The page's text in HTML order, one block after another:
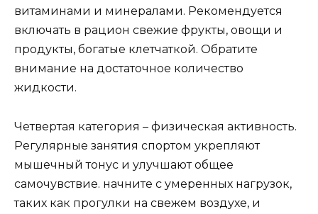
витаминами и минералами. Рекомендуется
включать в рацион свежие фрукты, овощи и
продукты, богатые клетчаткой. Обратите
внимание на достаточное количество
жидкости.
Четвертая категория – физическая активность.
Регулярные занятия спортом укрепляют
мышечный тонус и улучшают общее
самочувствие. начните с умеренных нагрузок,
таких как прогулки на свежем воздухе, и